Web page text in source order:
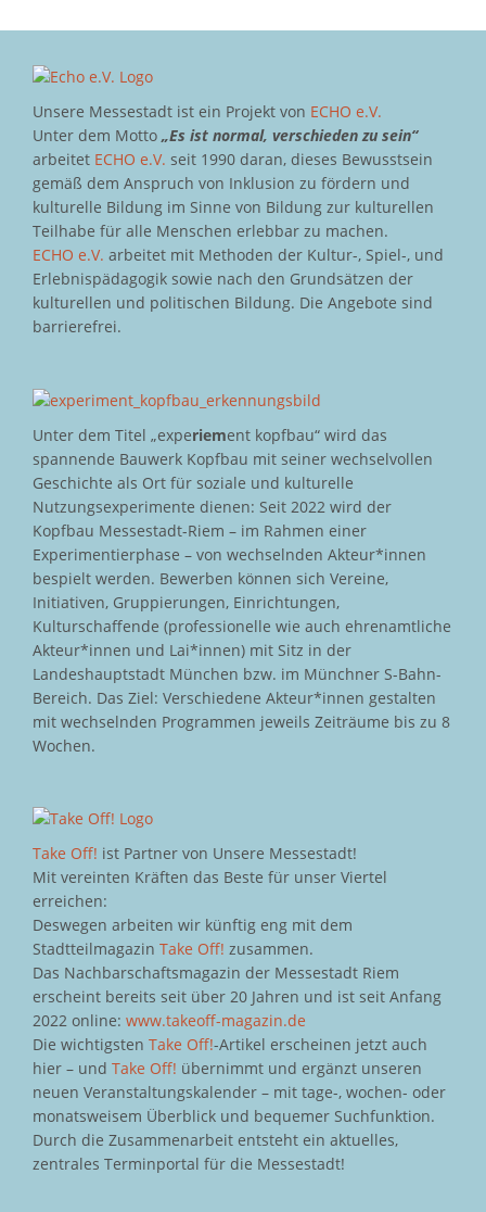
Unsere Messestadt ist ein Projekt von ECHO e.V.
Unter dem Motto „Es ist normal, verschieden zu sein“
arbeitet ECHO e.V. seit 1990 daran, dieses Bewusstsein
gemäß dem Anspruch von Inklusion zu fördern und
kulturelle Bildung im Sinne von Bildung zur kulturellen
Teilhabe für alle Menschen erlebbar zu machen.
ECHO e.V. arbeitet mit Methoden der Kultur-, Spiel-, und
Erlebnispädagogik sowie nach den Grundsätzen der
kulturellen und politischen Bildung. Die Angebote sind
barrierefrei.
Unter dem Titel „experiement kopfbau“ wird das
spannende Bauwerk Kopfbau mit seiner wechselvollen
Geschichte als Ort für soziale und kulturelle
Nutzungsexperimente dienen: Seit 2022 wird der
Kopfbau Messestadt-Riem – im Rahmen einer
Experimentierphase – von wechselnden Akteur*innen
bespielt werden. Bewerben können sich Vereine,
Initiativen, Gruppierungen, Einrichtungen,
Kulturschaffende (professionelle wie auch ehrenamtliche
Akteur*innen und Lai*innen) mit Sitz in der
Landeshauptstadt München bzw. im Münchner S-Bahn-
Bereich. Das Ziel: Verschiedene Akteur*innen gestalten
mit wechselnden Programmen jeweils Zeiträume bis zu 8
Wochen.
Take Off! ist Partner von Unsere Messestadt!
Mit vereinten Kräften das Beste für unser Viertel
erreichen:
Deswegen arbeiten wir künftig eng mit dem
Stadtteilmagazin Take Off! zusammen.
Das Nachbarschaftsmagazin der Messestadt Riem
erscheint bereits seit über 20 Jahren und ist seit Anfang
2022 online: www.takeoff-magazin.de
Die wichtigsten Take Off!-Artikel erscheinen jetzt auch
hier – und Take Off! übernimmt und ergänzt unseren
neuen Veranstaltungskalender – mit tage-, wochen- oder
monatsweisem Überblick und bequemer Suchfunktion.
Durch die Zusammenarbeit entsteht ein aktuelles,
zentrales Terminportal für die Messestadt!